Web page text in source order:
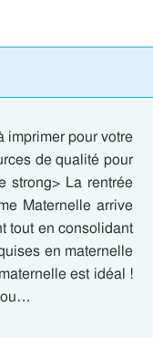
imprimer pour votre
de qualité pour
strong> La rentrée
Maternelle arrive
tout en consolidant
en maternelle
est idéal !
ou…